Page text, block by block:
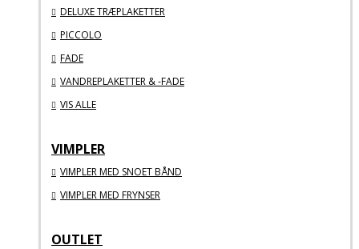
DELUXE TRÆPLAKETTER
PICCOLO
FADE
VANDREPLAKETTER & -FADE
VIS ALLE
VIMPLER
VIMPLER MED SNOET BÅND
VIMPLER MED FRYNSER
OUTLET